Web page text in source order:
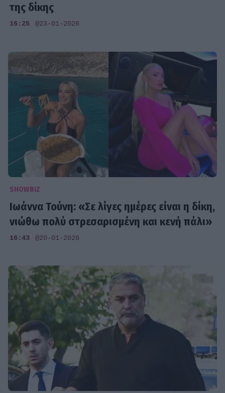
της δίκης
16:25 @23-01-2026
SHOWBIZ
Ιωάννα Τούνη: «Σε λίγες ημέρες είναι η δίκη,
νιώθω πολύ στρεσαρισμένη και κενή πάλι»
16:43 @20-01-2026